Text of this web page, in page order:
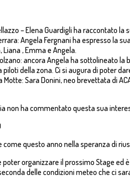
– Elena Guardigli ha raccontato
Angela Fergnani ha espresso la
Liana , Emma e Angela.
ancora Angela ha sottolineato
della zona. Ci si augura di poter
Motte: Sara Donini, neo brevettata di
non ha commentato questa sua
come questo anno nella speranza di
poter organizzare il prossimo Stage
delle condizioni meteo che ci